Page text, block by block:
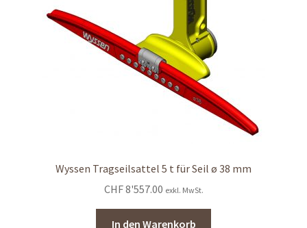
Wyssen Tragseilsattel 5 t für Seil ø 38 mm
CHF8'557.00 exkl. MwSt.
In den Warenkorb